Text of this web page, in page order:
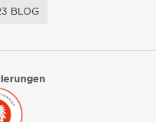
BLOG